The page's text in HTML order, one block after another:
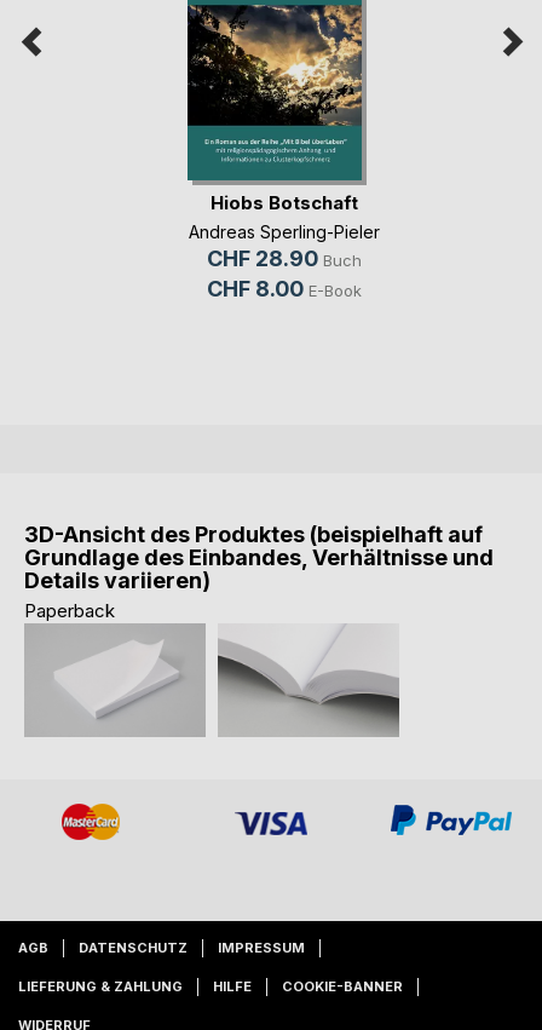
Hiobs Botschaft
Andreas Sperling-Pieler
CHF 28.90 Buch
CHF 8.00 E-Book
3D-Ansicht des Produktes (beispielhaft auf
Grundlage des Einbandes, Verhältnisse und
Details variieren)
Paperback
AGB DATENSCHUTZ IMPRESSUM
LIEFERUNG & ZAHLUNG HILFE COOKIE-BANNER
WIDERRUF